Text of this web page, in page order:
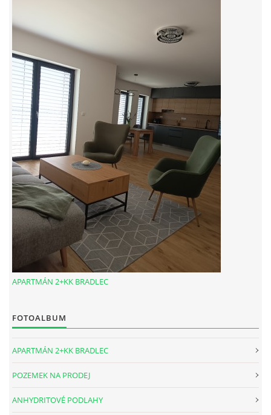
© 2026 eStránky.cz
APARTMÁN 2+KK BRADLEC
FOTOALBUM
APARTMÁN 2+KK BRADLEC
POZEMEK NA PRODEJ
ANHYDRITOVÉ PODLAHY